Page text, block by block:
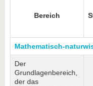
Bereich
Mathematisch-
Der
Grundlagenbereich,
der das